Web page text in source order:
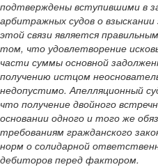
подтверждены вступившими в
арбитражных судов о
этой связи является
том, что удовлетворение
части суммы основной
получению истцом
недопустимо. Апелляционный
что получение двойного
основании одного и того же
требованиям гражданского
норм о солидарной
дебиторов перед фактором.